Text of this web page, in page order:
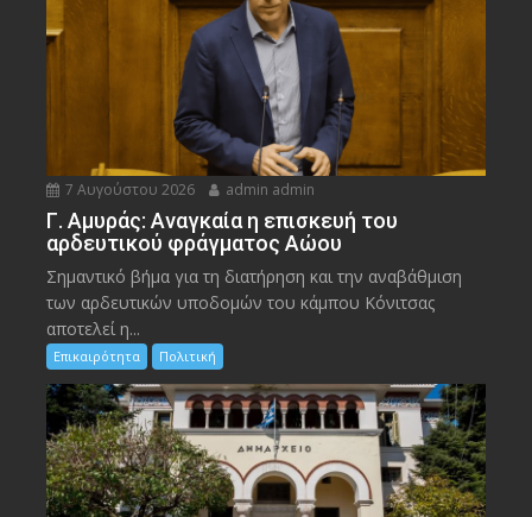
7 Αυγούστου 2026 admin admin
Γ. Αμυράς: Αναγκαία η επισκευή του
αρδευτικού φράγματος Αώου
Σημαντικό βήμα για τη διατήρηση και την αναβάθμιση
των αρδευτικών υποδομών του κάμπου Κόνιτσας
αποτελεί η...
Επικαιρότητα Πολιτική